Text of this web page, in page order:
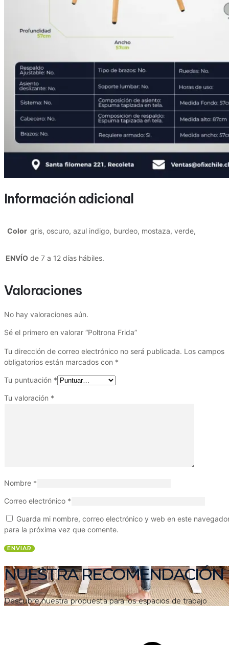
Información adicional
Color gris, oscuro, azul indigo, burdeo, mostaza, verde,
ENVÍO de 7 a 12 días hábiles.
Valoraciones
No hay valoraciones aún.
Sé el primero en valorar “Poltrona Frida”
Tu dirección de correo electrónico no será publicada. Los campos
obligatorios están marcados con *
Tu puntuación *
Tu valoración *
Nombre *
Correo electrónico *
Guarda mi nombre, correo electrónico y web en este
para la próxima vez que comente.
NUESTRA RECOMENDACIÓN
Descubre nuestra propuesta para los espacios de trabajo